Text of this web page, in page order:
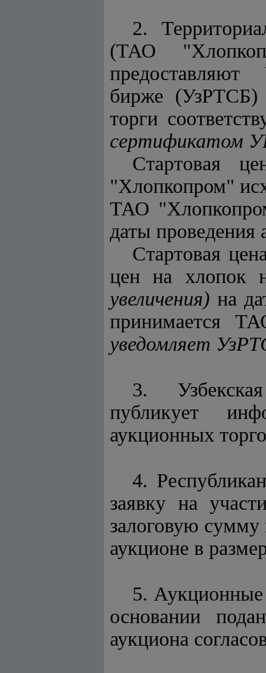
2.
(ТАО
предоставляют
бирже (УзРТСБ)
торги
сертификатом
Стартовая
"Хлопкопром"
ТАО
даты проведения
Стартовая
цен на хлопок
увеличения) на
принимается
уведомляет
3.
публикует
аукционных
4.
заявку на
залоговую сумму
аукционе в
5. Аукционные
основании
аукциона